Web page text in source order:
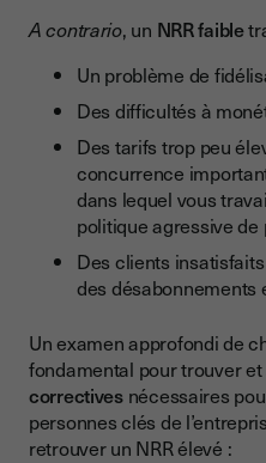
A contrario, un NRR faible
Un problème de
Des difficultés à
Des tarifs trop peu
concurrence
dans lequel vous
politique agressive de
Des clients
des désabonnements
Un examen approfondi de
fondamental pour trouver
correctivesnécessaires
personnes clés de
retrouver un NRR élevé :